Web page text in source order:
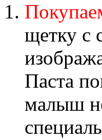
щетку с
Паста
малыш